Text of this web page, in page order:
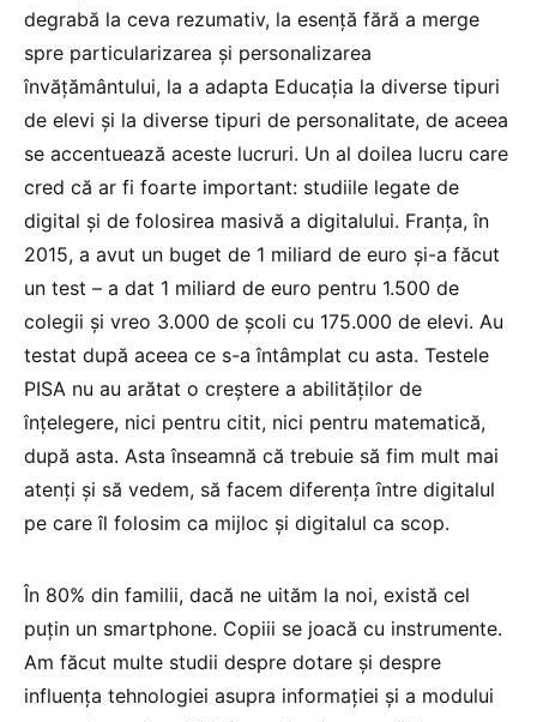
degrabă la ceva rezumativ, la esență fără a merge
spre particularizarea și personalizarea
învățământului, la a adapta Educația la diverse tipuri
de elevi și la diverse tipuri de personalitate, de aceea
se accentuează aceste lucruri. Un al doilea lucru care
cred că ar fi foarte important: studiile legate de
digital și de folosirea masivă a digitalului. Franța, în
2015, a avut un buget de 1 miliard de euro și-a făcut
un test – a dat 1 miliard de euro pentru 1.500 de
colegii și vreo 3.000 de școli cu 175.000 de elevi. Au
testat după aceea ce s-a întâmplat cu asta. Testele
PISA nu au arătat o creștere a abilităților de
înțelegere, nici pentru citit, nici pentru matematică,
după asta. Asta înseamnă că trebuie să fim mult mai
atenți și să vedem, să facem diferența între digitalul
pe care îl folosim ca mijloc și digitalul ca scop.
În 80% din familii, dacă ne uităm la noi, există cel
puțin un smartphone. Copiii se joacă cu instrumente.
Am făcut multe studii despre dotare și despre
influența tehnologiei asupra informației și a modului